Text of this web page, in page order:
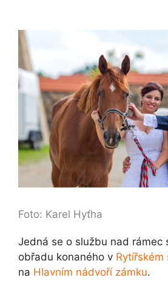
Foto: Karel Hyťha
Jedná se o službu nad rámec
obřadu konaného v Rytířském
na Hlavním nádvoří zámku.